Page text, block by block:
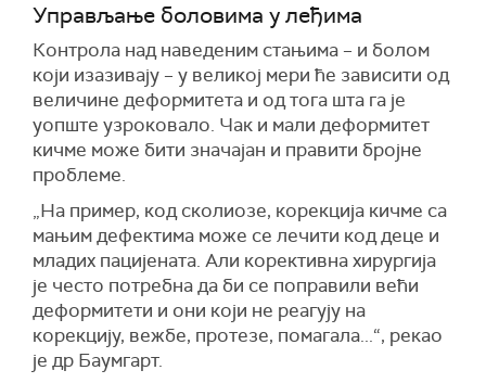
Управљање боловима у леђима
Контрола над наведеним стањима – и болом
који изазивају – у великој мери ће зависити од
величине деформитета и од тога шта га је
уопште узроковало. Чак и мали деформитет
кичме може бити значајан и правити бројне
проблеме.
„На пример, код сколиозе, корекција кичме са
мањим дефектима може се лечити код деце и
младих пацијената. Али корективна хирургија
је често потребна да би се поправили већи
деформитети и они који не реагују на
корекцију, вежбе, протезе, помагала...“, рекао
је др Баумгарт.